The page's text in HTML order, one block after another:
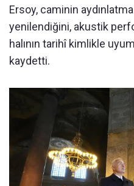
Ersoy, caminin
yenilendiğini, akustik
halının tarihî kimlikle
kaydetti.